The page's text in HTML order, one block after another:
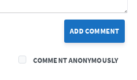
ADD COMMENT
COMMENT ANONYMOUSLY